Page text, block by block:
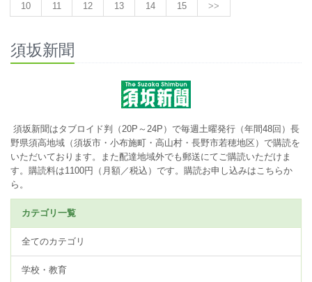
10
11 12 13 14 15 >>
須坂新聞
須坂新聞はタブロイド判（20P～24P）で毎週土曜発行（年間48回）長
野県須高地域（須坂市・小布施町・高山村・長野市若穂地区）で購読を
いただいております。また配達地域外でも郵送にてご購読いただけま
す。購読料は1100円（月額／税込）です。 購読お申し込みはこちらか
ら。
カテゴリ一覧
全てのカテゴリ
学校・教育